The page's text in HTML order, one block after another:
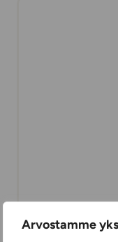
Arvostamme